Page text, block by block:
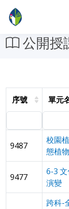
公開授
序號 單元
9487
校園
態植
9477
6-3
演變
跨科-